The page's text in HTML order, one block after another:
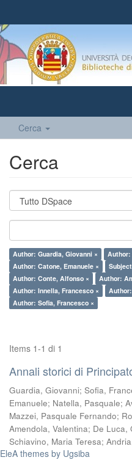
Cerca
Cerca
Author: Guardia, Giovanni ×
Author:
Author: Catone, Emanuele ×
Author: Conte, Alfonso ×
Author:
Author: Innella, Francesco ×
Author: Sofia, Francesco ×
Items 1-1 di 1
Annali storici di
Guardia, Giovanni; Sofia,
Emanuele; Natella, Pasquale;
Mazzei, Pasquale Fernando;
Amendola, Valentina; De Luca,
Schiavino, Maria Teresa;
EleA themes by Ugsiba